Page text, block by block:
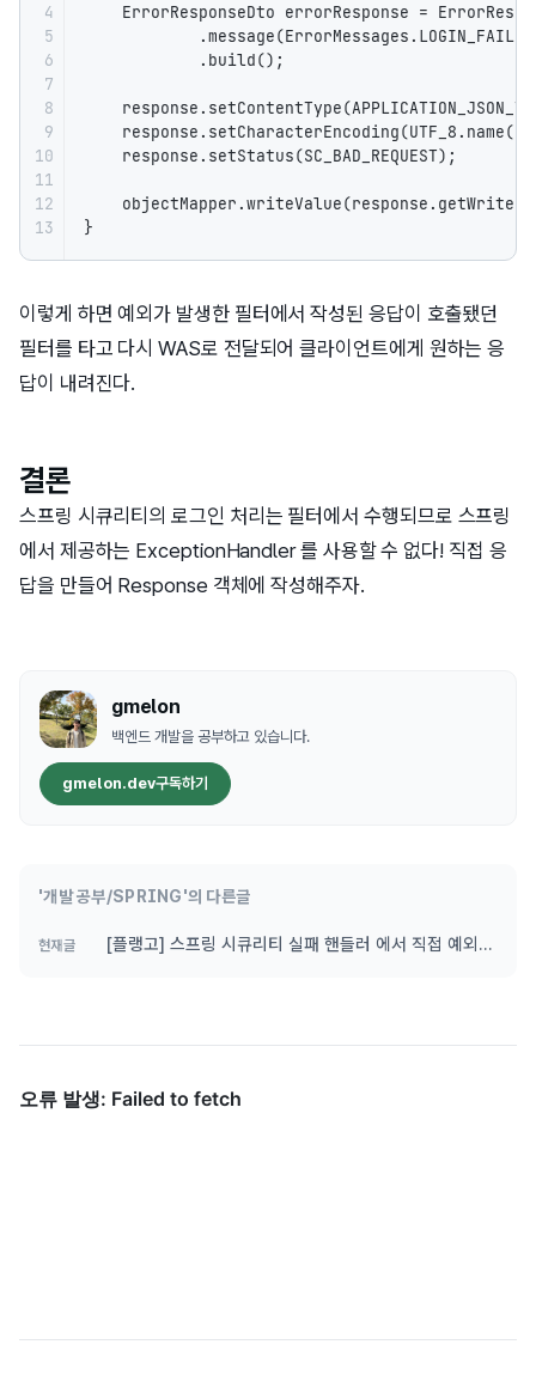
4
5
6
7
8
9
10
11
12
13
ErrorResponseDto errorResponse =
            .build();
    response.setStatus(SC_BAD_REQUEST);
}
이렇게 하면 예외가 발생한 필터에서 작성된 응답이 호출됐던
필터를 타고 다시 WAS로 전달되어 클라이언트에게 원하는 응
답이 내려진다.
결론
스프링 시큐리티의 로그인 처리는 필터에서 수행되므로 스프링
에서 제공하는 ExceptionHandler 를 사용할 수 없다! 직접 응
답을 만들어 Response 객체에 작성해주자.
gmelon
백엔드 개발을 공부하고 있습니다.
gmelon.dev구독하기
'개발 공부/SPRING'의 다른글
현재글
[플랭고] 스프링 시큐리티 실패 핸들러 에서 직접 예외를